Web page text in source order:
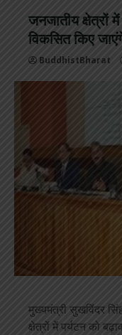
जनजातीय क्षेत्रों में
विकसित किए
BuddhistBharat
मुख्यमंत्री सुखविंदर
क्षेत्रों में पर्यटन को